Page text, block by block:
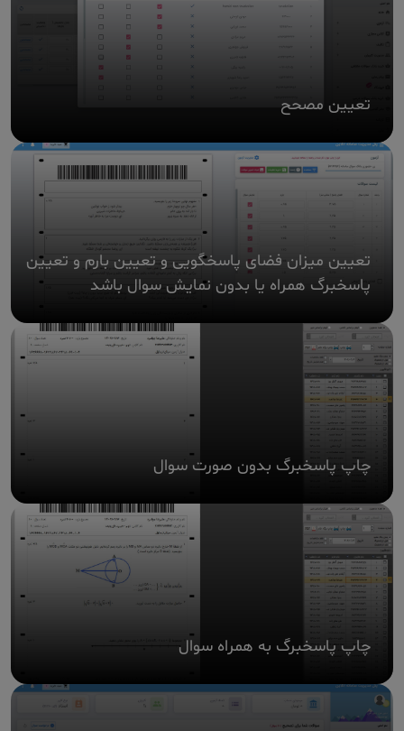
تعیین مصحح
تعیین میزان فضای پاسخگویی و تعیین بارم و تعیین
پاسخبرگ همراه یا بدون نمایش سوال باشد
چاپ پاسخبرگ بدون صورت سوال
چاپ پاسخبرگ به همراه سوال